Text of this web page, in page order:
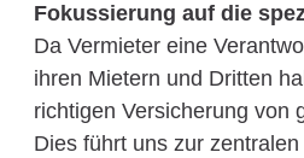
Fokussierung auf die
Da Vermieter eine
ihren Mietern und Dritten
richtigen Versicherung von
Dies führt uns zur zentralen